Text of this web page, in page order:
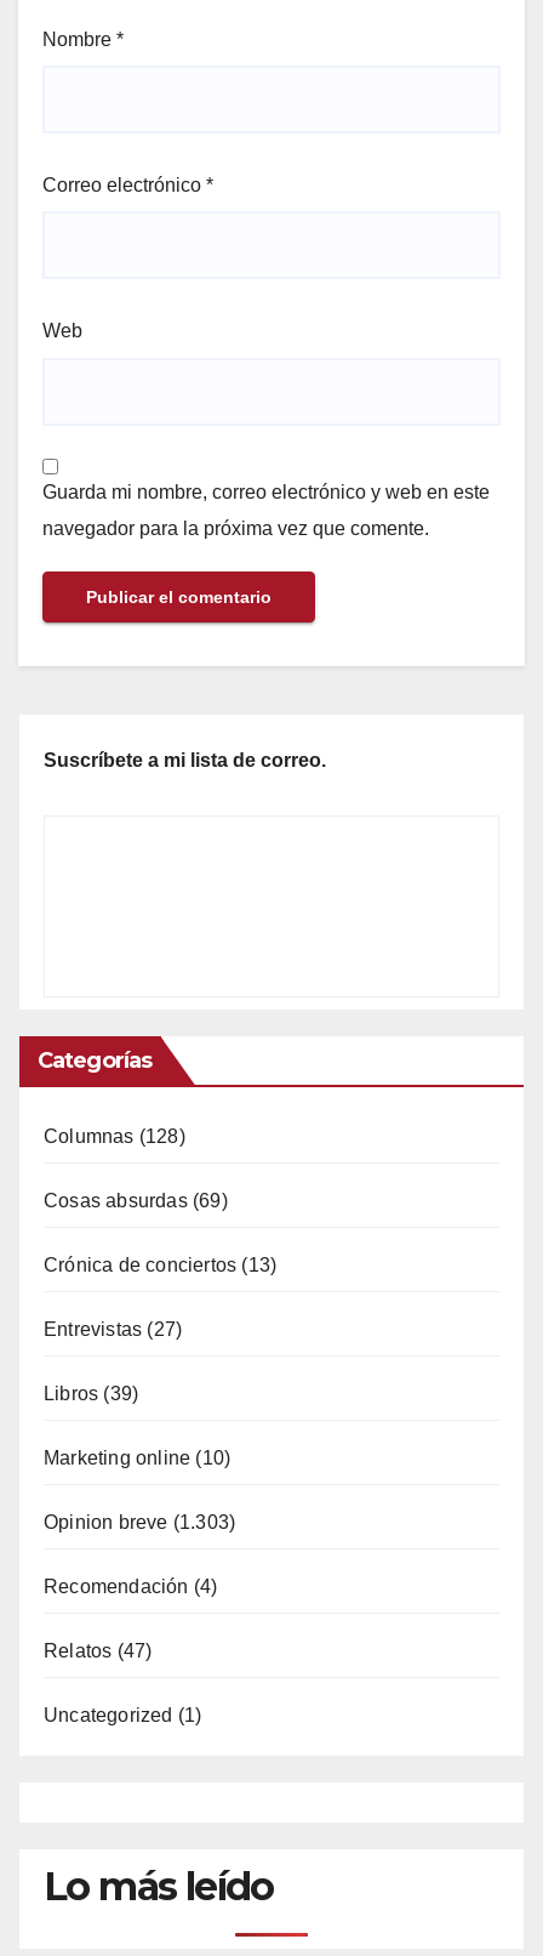
Nombre *
Correo electrónico *
Web
Guarda mi nombre, correo electrónico y web en este
navegador para la próxima vez que comente.
Suscríbete a mi lista de correo.
Categorías
Columnas (128)
Cosas absurdas(69)
Crónica de conciertos (13)
Entrevistas (27)
Libros (39)
Marketing online (10)
Opinion breve (1.303)
Recomendación (4)
Relatos (47)
Uncategorized (1)
Lo más leído